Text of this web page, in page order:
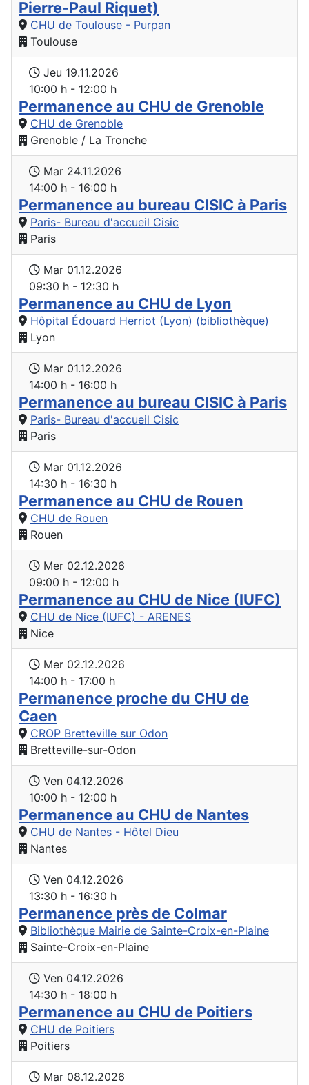
Pierre-Paul Riquet)
CHU de Toulouse - Purpan
Toulouse
Jeu 19.11.2026
10:00 h - 12:00 h
Permanence au CHU de Grenoble
CHU de Grenoble
Grenoble / La Tronche
Mar 24.11.2026
14:00 h - 16:00 h
Permanence au bureau CISIC à Paris
Paris- Bureau d'accueil Cisic
Paris
Mar 01.12.2026
09:30 h - 12:30 h
Permanence au CHU de Lyon
Hôpital Édouard Herriot (Lyon) (bibliothèque)
Lyon
Mar 01.12.2026
14:00 h - 16:00 h
Permanence au bureau CISIC à Paris
Paris- Bureau d'accueil Cisic
Paris
Mar 01.12.2026
14:30 h - 16:30 h
Permanence au CHU de Rouen
CHU de Rouen
Rouen
Mer 02.12.2026
09:00 h - 12:00 h
Permanence au CHU de Nice (IUFC)
CHU de Nice (IUFC) - ARENES
Nice
Mer 02.12.2026
14:00 h - 17:00 h
Permanence proche du CHU de
Caen
CROP Bretteville sur Odon
Bretteville-sur-Odon
Ven 04.12.2026
10:00 h - 12:00 h
Permanence au CHU de Nantes
CHU de Nantes - Hôtel Dieu
Nantes
Ven 04.12.2026
13:30 h - 16:30 h
Permanence près de Colmar
Bibliothèque Mairie de Sainte-Croix-en-Plaine
Sainte-Croix-en-Plaine
Ven 04.12.2026
14:30 h - 18:00 h
Permanence au CHU de Poitiers
CHU de Poitiers
Poitiers
Mar 08.12.2026